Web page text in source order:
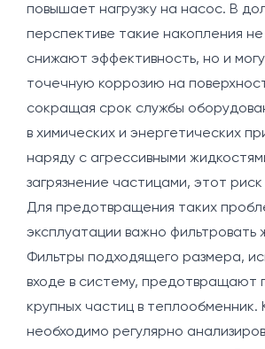
повышает нагрузку на насос. В
перспективе такие накопления не
снижают эффективность, но и
точечную коррозию на
сокращая срок службы
в химических и энергетических
наряду с агрессивными
загрязнение частицами, этот
Для предотвращения таких
эксплуатации важно фильтровать
Фильтры подходящего размера,
входе в систему, предотвращают
крупных частиц в теплообменник.
необходимо регулярно